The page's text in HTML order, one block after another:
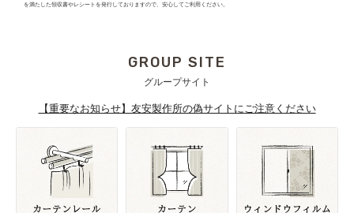
を満たした領収書やレシートを発行しておりますので、安心してご利用ください。
GROUP SITE
グループサイト
【重要なお知らせ】友安製作所の偽サイトにご注意ください